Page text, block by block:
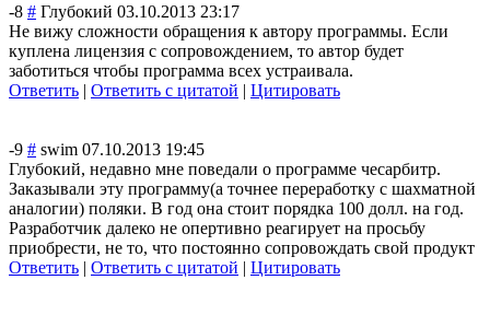
-8 # Глубокий 03.10.2013 23:17
Не вижу сложности обращения к автору программы. Если
куплена лицензия с сопровождением, то автор будет
заботиться чтобы программа всех устраивала.
Ответить | Ответить с цитатой | Цитировать
-9 # swim 07.10.2013 19:45
Глубокий, недавно мне поведали о программе чесарбитр.
Заказывали эту программу(а точнее переработку с шахматной
аналогии) поляки. В год она стоит порядка 100 долл. на год.
Разработчик далеко не опертивно реагирует на просьбу
приобрести, не то, что постоянно сопровождать свой продукт
Ответить | Ответить с цитатой | Цитировать